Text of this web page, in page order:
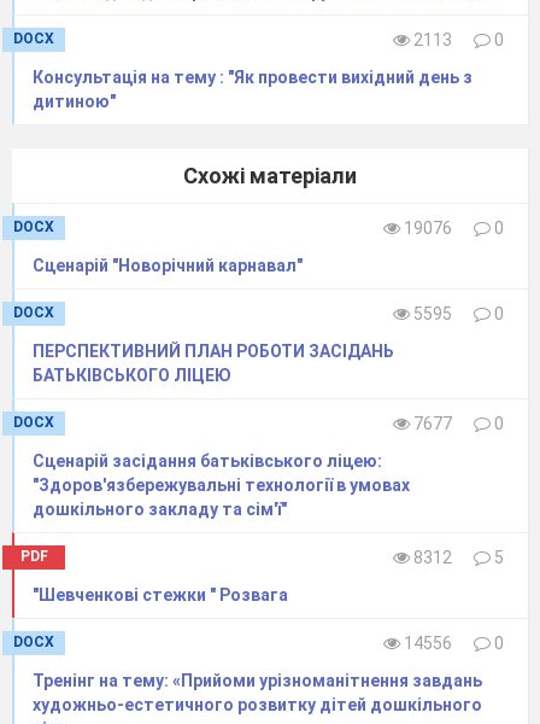
DOCX 2113
0
Консультація на тему : "Як провести вихідний день з
дитиною"
Схожі матеріали
DOCX 19076
0
Сценарій "Новорічний карнавал"
DOCX 5595
0
ПЕРСПЕКТИВНИЙ ПЛАН РОБОТИ ЗАСІДАНЬ
БАТЬКІВСЬКОГО ЛІЦЕЮ
DOCX 7677
0
Сценарій засідання батьківського ліцею:
"Здоров'язбережувальні технології в умовах
дошкільного закладу та сім'ї"
PDF 8312
5
"Шевченкові стежки " Розвага
DOCX 14556
0
Тренінг на тему: «Прийоми урізноманітнення завдань
художньо-естетичного розвитку дітей дошкільного